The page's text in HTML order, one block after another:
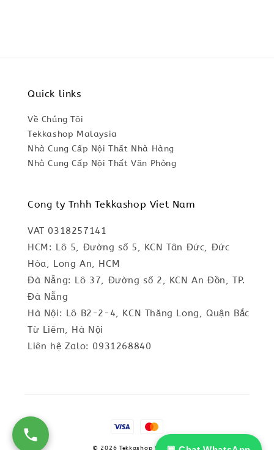
Quick links
Về Chúng Tôi
Tekkashop Malaysia
Nhà Cung Cấp Nội Thất Nhà Hàng
Nhà Cung Cấp Nội Thất Văn Phòng
Cong ty Tnhh Tekkashop Viet Nam
VAT 0318257141
HCM: Lô 5, Đường số 5, KCN Tân Đức, Đức
Hòa, Long An, HCM
Đà Nẵng: Lô 37, Đường số 2, KCN An Đồn, TP.
Đà Nẵng
Hà Nội: Lô B2-2-4, KCN Thăng Long, Quận Bắc
Từ Liêm, Hà Nội
Liên hệ Zalo: 0931268840
© 2026 Tekkashop Vietnam